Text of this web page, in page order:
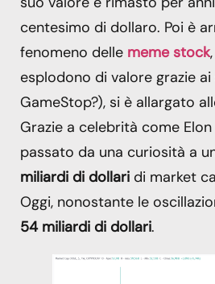
centesimo di dollaro. Poi è
fenomeno delle meme stock
esplodono di valore grazie
GameStop?), si è allargato
Grazie a celebrità come
passato da una curiosità a
miliardi di dollari di market
Oggi, nonostante le
54 miliardi di dollari.